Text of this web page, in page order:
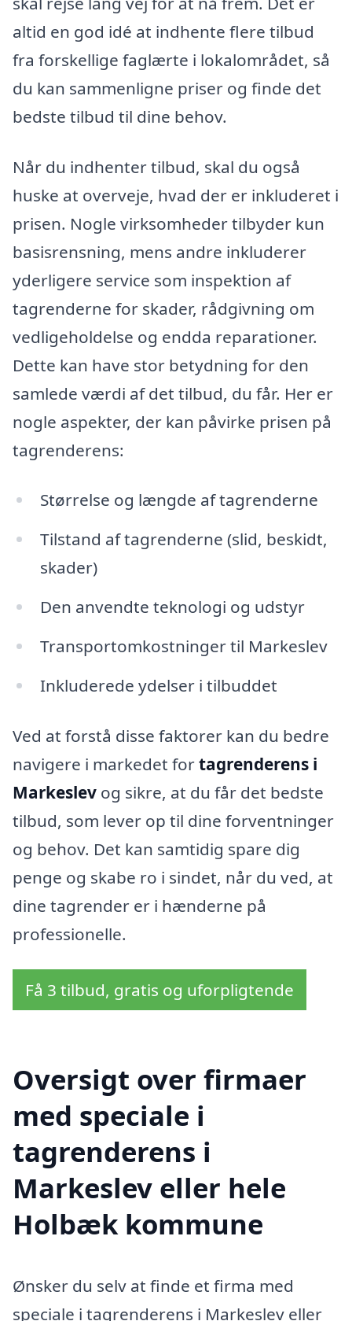
altid en god idé at indhente flere tilbud
fra forskellige faglærte i lokalområdet, så
du kan sammenligne priser og finde det
bedste tilbud til dine behov.
Når du indhenter tilbud, skal du også
huske at overveje, hvad der er inkluderet i
prisen. Nogle virksomheder tilbyder kun
basisrensning, mens andre inkluderer
yderligere service som inspektion af
tagrenderne for skader, rådgivning om
vedligeholdelse og endda reparationer.
Dette kan have stor betydning for den
samlede værdi af det tilbud, du får. Her er
nogle aspekter, der kan påvirke prisen på
tagrenderens:
Størrelse og længde af tagrenderne
Tilstand af tagrenderne (slid, beskidt,
skader)
Den anvendte teknologi og udstyr
Transportomkostninger til Markeslev
Inkluderede ydelser i tilbuddet
Ved at forstå disse faktorer kan du bedre
navigere i markedet fortagrenderens i
Markeslev og sikre, at du får det bedste
tilbud, som lever op til dine forventninger
og behov. Det kan samtidig spare dig
penge og skabe ro i sindet, når du ved, at
dine tagrender er i hænderne på
professionelle.
Få 3 tilbud, gratis og uforpligtende
Oversigt over firmaer
med speciale i
tagrenderens i
Markeslev eller hele
Holbæk kommune
Ønsker du selv at finde et firma med
speciale i tagrenderens i Markeslev eller